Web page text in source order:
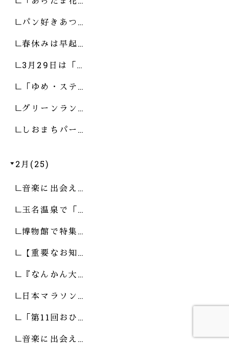
パン好きあつ…
春休みは早起…
3月29日は「…
「ゆめ・ステ…
グリーンラン…
しおまちパー…
2月(25)
音楽に出会え…
玉名温泉で「…
博物館で特集…
【重要なお知…
『なんかん大…
日本マラソン…
「第11回おひ…
音楽に出会え…